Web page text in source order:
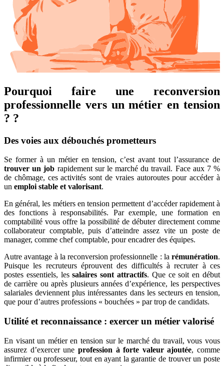
Pourquoi faire une reconversion
professionnelle vers un métier en tension
? ?
Des voies aux débouchés prometteurs
Se former à un métier en tension, c’est avant tout l’assurance de
trouver un job rapidement sur le marché du travail. Face aux 7 %
de chômage, ces activités sont de vraies autoroutes pour accéder à
un emploi stable et valorisant.
En général, les métiers en tension permettent d’accéder rapidement à
des fonctions à responsabilités. Par exemple, une formation en
comptabilité vous offre la possibilité de débuter directement comme
collaborateur comptable, puis d’atteindre assez vite un poste de
manager, comme chef comptable, pour encadrer des équipes.
Autre avantage à la reconversion professionnelle : la rémunération.
Puisque les recruteurs éprouvent des difficultés à recruter à ces
postes essentiels, lessalaires sont attractifs. Que ce soit en début
de carrière ou après plusieurs années d’expérience, les perspectives
salariales deviennent plus intéressantes dans les secteurs en tension,
que pour d’autres professions « bouchées » par trop de candidats.
Utilité et reconnaissance : exercer un métier valorisé
En visant un métier en tension sur le marché du travail, vous vous
assurez d’exercer une profession à forte valeur ajoutée, comme
infirmier ou professeur, tout en ayant la garantie de trouver un poste